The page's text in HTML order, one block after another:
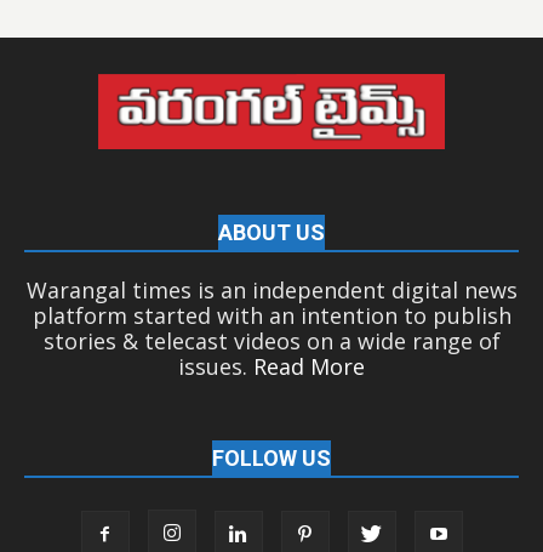
ABOUT US
Warangal times is an independent digital news
platform started with an intention to publish
stories & telecast videos on a wide range of
issues. Read More
FOLLOW US